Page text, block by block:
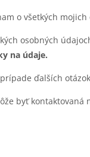
o všetkých
osobných
na údaje.
ďalších
byť kontaktovaná